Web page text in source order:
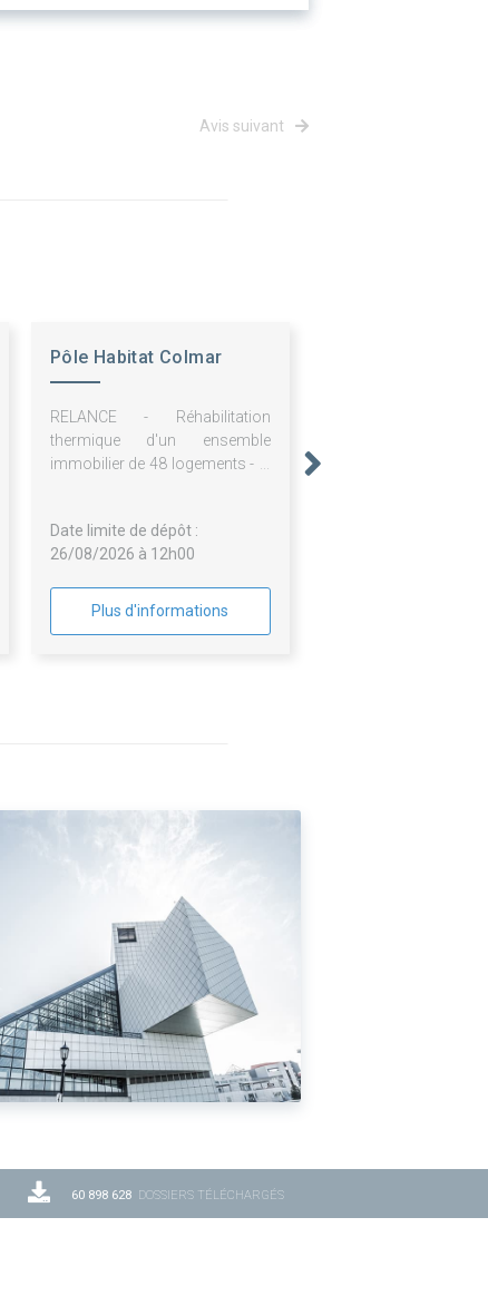
Avis suivant
Pôle Habitat Colmar
Centre Alsace
RELANCE - Réhabilitation
thermique d'un ensemble
immobilier de 48 logements - 1,
Lot n° 11 : Echafaudage / ITE -
2026-33
Date limite de dépôt :
26/08/2026 à 12h00
Plus d'informations
60 898 628 DOSSIERS TÉLÉCHARGÉS